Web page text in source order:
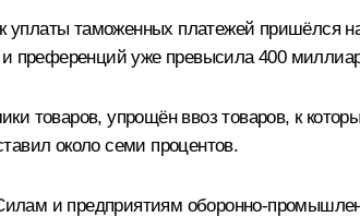
уплаты таможенных платежей пришёлся
преференций уже превысила 400
товаров, упрощён ввоз товаров, к
около семи процентов.
и предприятиям оборонно-